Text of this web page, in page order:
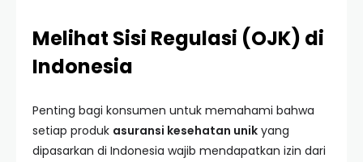
Melihat Sisi Regulasi (OJK) di
Indonesia
Penting bagi konsumen untuk memahami bahwa
setiap produk asuransi kesehatan unik yang
dipasarkan di Indonesia wajib mendapatkan izin dari